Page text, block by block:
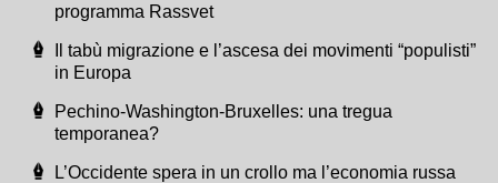
programma Rassvet
Il tabù migrazione e l’ascesa dei movimenti “populisti”
in Europa
Pechino-Washington-Bruxelles: una tregua
temporanea?
L’Occidente spera in un crollo ma l’economia russa